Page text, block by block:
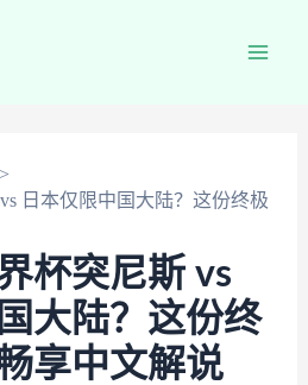
日本仅限中国大陆？这份终极
杯突尼斯 vs
大陆？这份终
享中文解说